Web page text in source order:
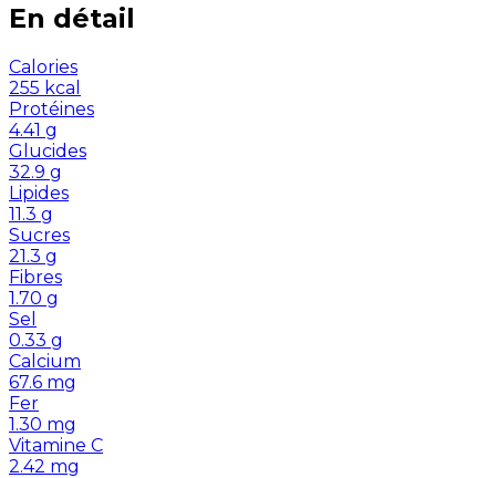
En détail
Calories
255 kcal
Protéines
4.41 g
Glucides
32.9 g
Lipides
11.3 g
Sucres
21.3 g
Fibres
1.70 g
Sel
0.33 g
Calcium
67.6 mg
Fer
1.30 mg
Vitamine C
2.42 mg